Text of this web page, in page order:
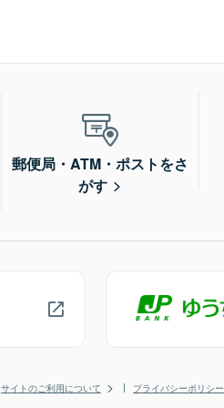
郵便局・ATM・ポストをさ
がす
サイトのご利用について プライバシーポリシー